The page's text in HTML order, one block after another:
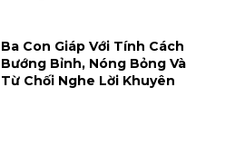
Ba Con Giáp Với Tính Cách
Bướng Bỉnh, Nóng Bỏng Và
Từ Chối Nghe Lời Khuyên